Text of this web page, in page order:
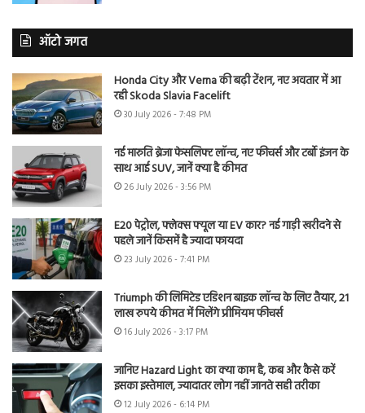
ऑटो जगत
Honda City और Verna की बढ़ी टेंशन, नए अवतार में आ
रही Skoda Slavia Facelift
30 July 2026 - 7:48 PM
नई मारुति ब्रेजा फेसलिफ्ट लॉन्च, नए फीचर्स और टर्बो इंजन के
साथ आई SUV, जानें क्या है कीमत
26 July 2026 - 3:56 PM
E20 पेट्रोल, फ्लेक्स फ्यूल या EV कार? नई गाड़ी खरीदने से
पहले जानें किसमें है ज्यादा फायदा
23 July 2026 - 7:41 PM
Triumph की लिमिटेड एडिशन बाइक लॉन्च के लिए तैयार, 21
लाख रुपये कीमत में मिलेंगे प्रीमियम फीचर्स
16 July 2026 - 3:17 PM
जानिए Hazard Light का क्या काम है, कब और कैसे करें
इसका इस्तेमाल, ज्यादातर लोग नहीं जानते सही तरीका
12 July 2026 - 6:14 PM